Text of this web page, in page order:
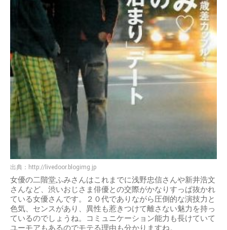
出典： http://livedoor.blogimg.jp
女優の二階堂ふみさんはこれまでに浅野忠信さんや新井浩文
さんなど、渋いおじさま俳優との交際がかなりすっぱ抜かれ
ている女優さんです。２０代でありながら圧倒的な演技力と
色気、センスがあり、異性も惹きつけて離さない魅力を持っ
ているのでしょうね。コミュニケーション能力も長けていて
ユーモアもあるのでモテる理由も分かりますね。